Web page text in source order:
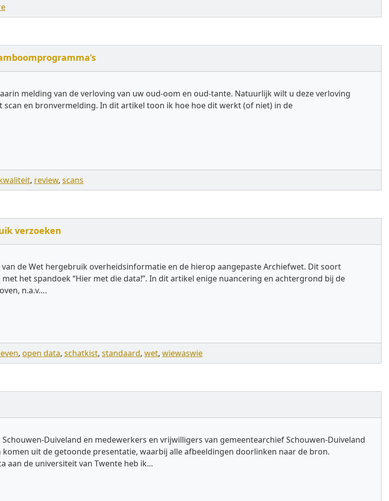
melding van de verloving van uw oud-oom en oud-tante. Natuurlijk wilt u deze verloving
en bronvermelding. In dit artikel toon ik hoe hoe dit werkt (of niet) in de
, review, scans
verzoeken
de Wet hergebruik overheidsinformatie en de hierop aangepaste Archiefwet. Dit soort
het spandoek “Hier met die data!”. In dit artikel enige nuancering en achtergrond bij de
n.a.v….
, open data, schatkist, standaard, wet, wiewaswie
Duiveland en medewerkers en vrijwilligers van gemeentearchief Schouwen-Duiveland
uit de getoonde presentatie, waarbij alle afbeeldingen doorlinken naar de bron.
aan de universiteit van Twente heb ik…